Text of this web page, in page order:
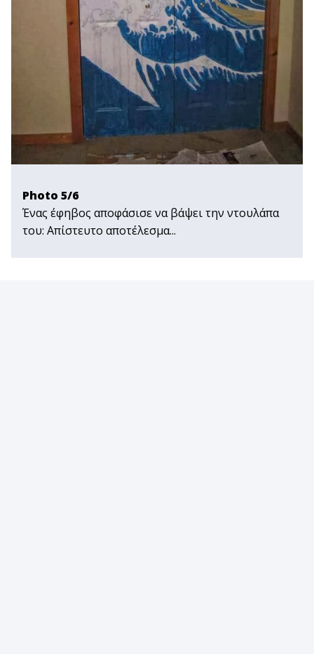
Photo 5/6
Ένας έφηβος αποφάσισε να βάψει την ντουλάπα
του: Απίστευτο αποτέλεσμα...